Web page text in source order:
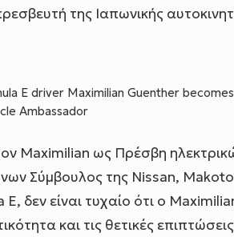
της Ιαπωνικής
E driver Maximilian Guenther
Ambassador
Maximilian ως Πρέσβη
Σύμβουλος της Nissan,
δεν είναι τυχαίο ότι o
και τις θετικές